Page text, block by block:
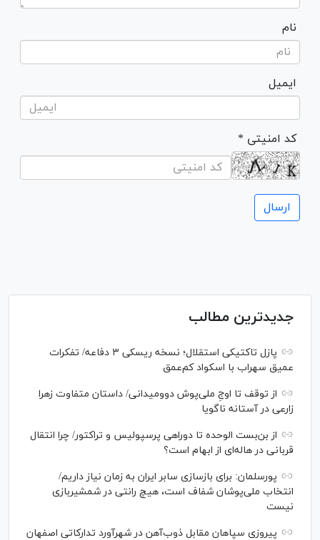
نام
ایمیل
* کد امنیتی
جدیدترین مطالب
پازل تاکتیکی استقلال؛ نسخه ریسکی ۳ دفاعه/ تفکرات
عمیق سهراب با اسکواد کم‌عمق
از توقف تا اوجِ ملی‌پوش دوومیدانی/ داستان متفاوت زهرا
زارعی در آستانه ناگویا
از بن‌بست الوحده تا دوراهی پرسپولیس و تراکتور/ چرا انتقال
قربانی در هاله‌ای از ابهام است؟
پورسلمان: برای بازسازی سابر ایران به زمان نیاز داریم/
انتخاب ملی‌پوشان شفاف است، هیچ رانتی در شمشیربازی
نیست
پیروزی سپاهان مقابل ذوب‌آهن در شهرآورد تدارکاتی اصفهان